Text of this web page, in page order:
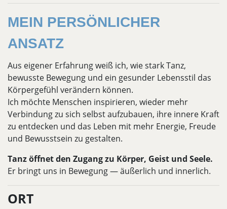
MEIN PERSÖNLICHER
ANSATZ
Aus eigener Erfahrung weiß ich, wie stark Tanz,
bewusste Bewegung und ein gesunder Lebensstil das
Körpergefühl verändern können.
Ich möchte Menschen inspirieren, wieder mehr
Verbindung zu sich selbst aufzubauen, ihre innere Kraft
zu entdecken und das Leben mit mehr Energie, Freude
und Bewusstsein zu gestalten.
Tanz öffnet den Zugang zu Körper, Geist und Seele.
Er bringt uns in Bewegung — äußerlich und innerlich.
ORT